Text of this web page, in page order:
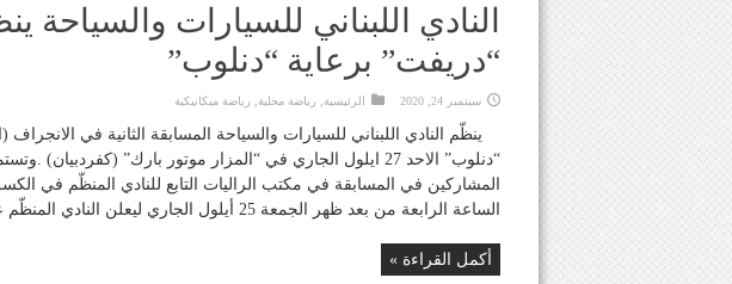
النادي اللبناني للسيارات والسياحة
“دريفت” برعاية “دنلوب”
سبتمبر 24, 2020 الرئيسية رياضة محلية رياضة ميكانيكية
ينظّم النادي اللبناني للسيارات والسياحة المسابقة الثانية في
“دنلوب” الاحد 27 ايلول الجاري في “المزار موتور بارك”
المشاركين في المسابقة في مكتب الراليات التابع للنادي المنظّم في
الساعة الرابعة من بعد ظهر الجمعة 25 أيلول الجاري ليعلن النادي المنظّم عن أسماء السائقين وسياراتهم ...
أكمل القراءة »